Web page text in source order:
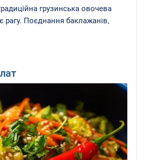
грузинська овочева
рагу. Поєднання баклажанів,